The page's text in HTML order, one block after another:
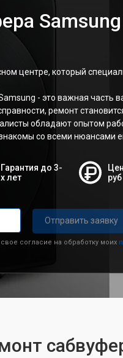
центре, который
- это важная часть
ремонт
обладают опытом
со всеми нюансами
Гарантия до 3-
х лет
руб
Отправить заявку
согласие на обработку моих